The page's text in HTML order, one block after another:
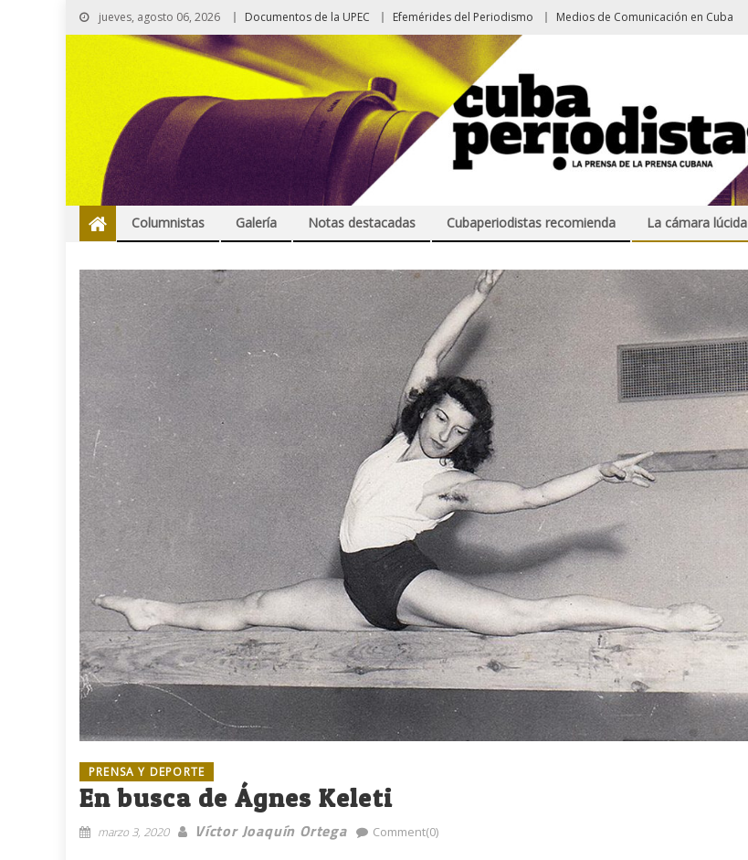
jueves, agosto 06, 2026 Documentos de la UPEC Efemérides del Periodismo Medios de Comunicación en Cuba
Columnistas Galería Notas destacadas Cubaperiodistas recomienda La cámara lúcida
PRENSA Y DEPORTE
En busca de Ágnes Keleti
marzo 3, 2020 Víctor Joaquín Ortega Comment(0)